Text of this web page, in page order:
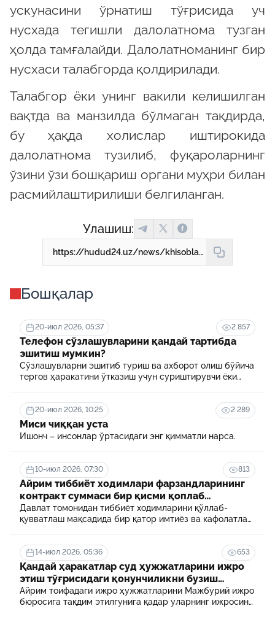
ускунасини ўрнатиш тўғрисида уч
нусхада тегишли далолатнома тузган
ҳолда тамғалайди. Далолатноманинг бир
нусхаси талабгорда қолдирилади.
Талабгор ёки унинг вакили келишилган
вақтда ва манзилда бўлмаган тақдирда,
бу ҳақда холислар иштирокида
далолатнома тузилиб, фуқароларнинг
ўзини ўзи бошқариш органи муҳри билан
расмийлаштирилиши белгиланган.
Улашиш:
https://hudud24.uz/news/khisoblagichlarni-metrologiia-kiioslovidan-utkazish-tartibi-kandai
Бошқалар
20-июл 2026, 05:37 2 857
Телефон сўзлашувларини қандай тартибда
эшитиш мумкин?
Сўзлашувларни эшитиб туриш ва ахборот олиш бўйича
тергов ҳаракатини ўтказиш учун суриштирувчи ёки
20-июл 2026, 10:25 2 289
Миси чиққан уста
Ишонч – инсонлар ўртасидаги энг қимматли нарса.
10-июл 2026, 07:30 813
Айрим тиббиёт ходимлари фарзандларининг
контракт суммаси бир қисми қоплаб
берилади
Давлат томонидан тиббиёт ходимларини қўллаб-
қувватлаш мақсадида бир қатор имтиёз ва кафолатлар
муассасасида ўқиш учун тўланадиган контракт
маблағининг бир қисмини қоплаб бериш тартибидир
14-июл 2026, 05:36 653
Қандай ҳаракатлар суд ҳужжатларини ижро
этиш тўғрисидаги қонунчиликни бузиш
ҳисобланади? 5 муҳим факт
Айрим тоифадаги ижро ҳужжатларини Мажбурий ижро
бюросига тақдим этилгунига қадар уларнинг ижросини